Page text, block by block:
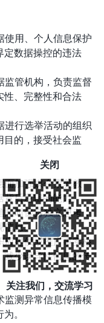
使用、个人信息保护
定数据操控的违法
监管机构，负责监督
性、完整性和合法
进行选举活动的组织
目的，接受社会监
面加强媒介素养教
背后逻辑的能力。
息时保持独立思考，
信息。
应提供或推广事实核
减少误导性信息的传
监测异常信息传播模
。
关闭
关注我们，交流学习